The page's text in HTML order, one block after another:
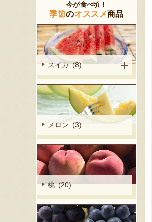
今が食べ頃！
季節のオススメ商品
スイカ (8)
メロン (3)
桃 (20)